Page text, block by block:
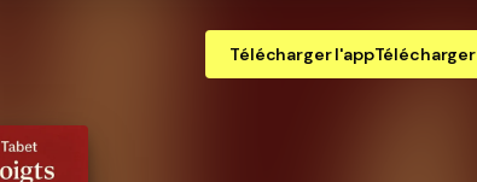
Télécharger l'appTélécharger